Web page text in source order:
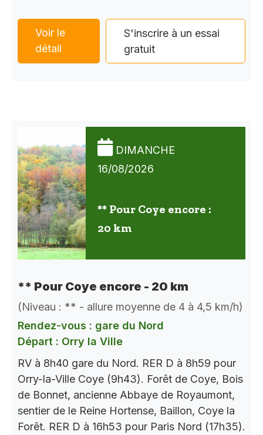
Voir le
détail
S'inscrire à un essai
gratuit
DIMANCHE
16/08/2026
** Pour Coye encore :
20 km
** Pour Coye encore - 20 km
(Niveau : ** - allure moyenne de 4 à 4,5 km/h)
Rendez-vous : gare du Nord
Départ : Orry la Ville
RV à 8h40 gare du Nord. RER D à 8h59 pour
Orry-la-Ville Coye (9h43). Forêt de Coye, Bois
de Bonnet, ancienne Abbaye de Royaumont,
sentier de le Reine Hortense, Baillon, Coye la
Forêt. RER D à 16h53 pour Paris Nord (17h35).